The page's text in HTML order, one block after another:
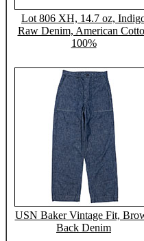
Lot 806 XH, 14.7 oz,
Raw Denim, American
100%
USN Baker Vintage Fit,
Back Denim